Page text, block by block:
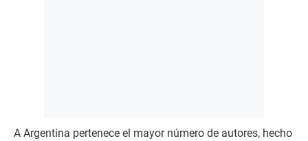
A Argentina pertenece el mayor número de autores, hecho